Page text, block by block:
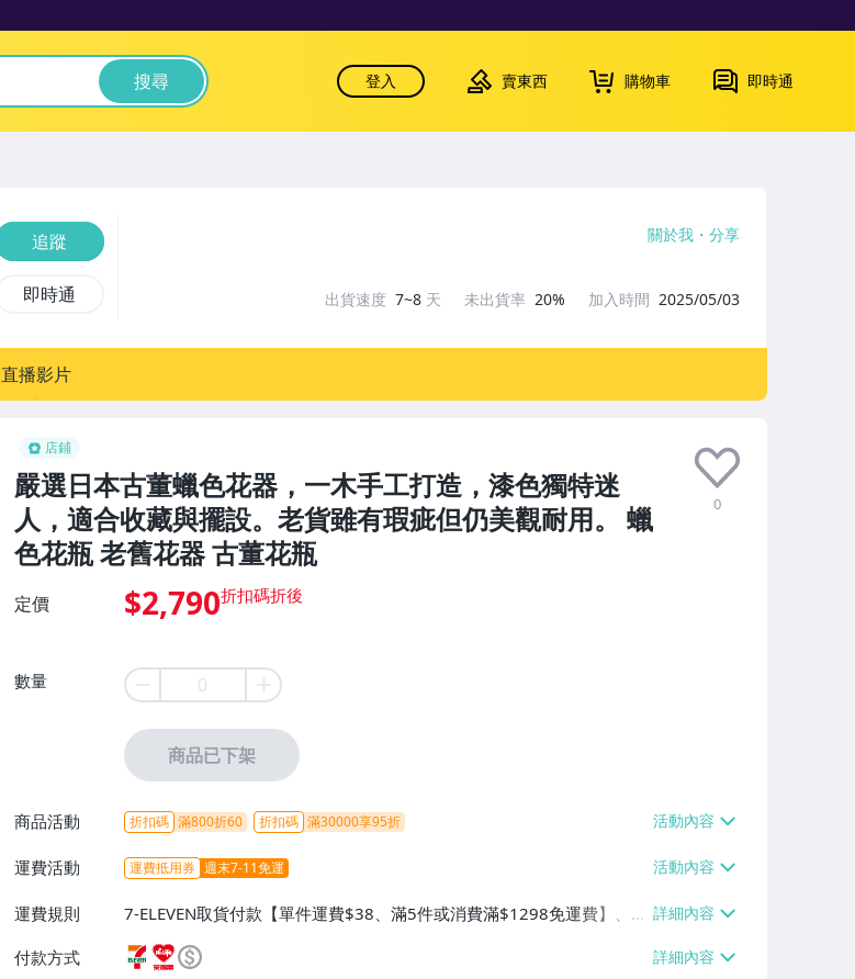
搜尋 登入 賣東西 購物車 即時通
店鋪
嚴選日本古董蠟色花器，一木手工打造，漆色獨特迷
人，適合收藏與擺設。老貨雖有瑕疵但仍美觀耐用。 蠟
色花瓶 老舊花器 古董花瓶
0
定價 $2,790
數量
商品已下架
商品活動 折扣碼 滿800折60 折扣碼 滿30000享95折
運費活動 運費抵用券 週末7-11免運
運費規則
7-ELEVEN取貨付款【單件運費$38、滿5件或消費滿$1298免運費】、7-
ELEVEN取貨不付款【免運費】、萊爾富取貨付款【單件運費$60、滿5件
或消費滿$1298免運費】、宅配/貨運【單件運費$120、滿5件或消費滿
付款方式
追蹤
即時通
關於我 分享
出貨速度 7~8 天 未出貨率 20% 加入時間 2025/05/03
直播影片